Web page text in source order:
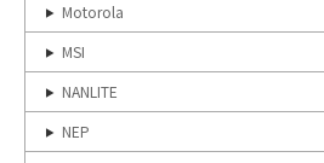
Motorola
MSI
NANLITE
NEP